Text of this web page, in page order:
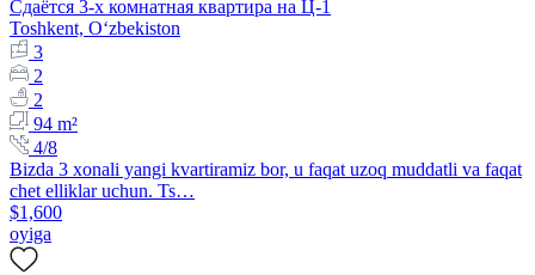
Сдаётся 3-х комнатная квартира на Ц-1
Toshkent, Oʻzbekiston
3
2
2
94 m²
4/8
Bizda 3 xonali yangi kvartiramiz bor, u faqat uzoq muddatli va faqat
chet elliklar uchun. Ts…
$1,600
oyiga